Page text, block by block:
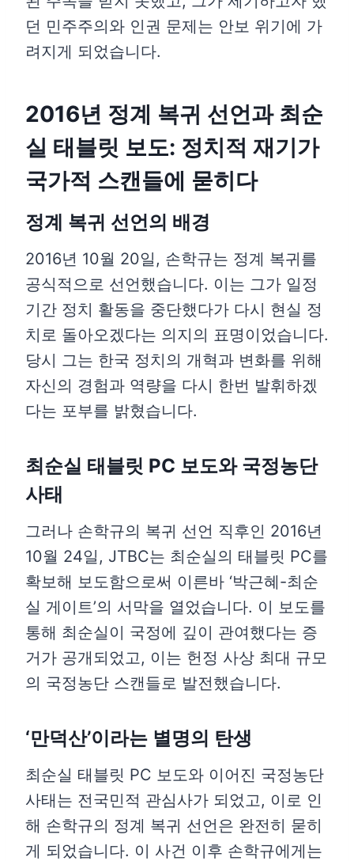
던 민주주의와 인권 문제는 안보 위기에 가
려지게 되었습니다.
2016년 정계 복귀 선언과 최순
실 태블릿 보도: 정치적 재기가
국가적 스캔들에 묻히다
정계 복귀 선언의 배경
2016년 10월 20일, 손학규는 정계 복귀를
공식적으로 선언했습니다. 이는 그가 일정
기간 정치 활동을 중단했다가 다시 현실 정
치로 돌아오겠다는 의지의 표명이었습니다.
당시 그는 한국 정치의 개혁과 변화를 위해
자신의 경험과 역량을 다시 한번 발휘하겠
다는 포부를 밝혔습니다.
최순실 태블릿 PC 보도와 국정농단
사태
그러나 손학규의 복귀 선언 직후인 2016년
10월 24일, JTBC는 최순실의 태블릿 PC를
확보해 보도함으로써 이른바 ‘박근혜-최순
실 게이트’의 서막을 열었습니다. 이 보도를
통해 최순실이 국정에 깊이 관여했다는 증
거가 공개되었고, 이는 헌정 사상 최대 규모
의 국정농단 스캔들로 발전했습니다.
‘만덕산’이라는 별명의 탄생
최순실 태블릿 PC 보도와 이어진 국정농단
사태는 전국민적 관심사가 되었고, 이로 인
해 손학규의 정계 복귀 선언은 완전히 묻히
게 되었습니다. 이 사건 이후 손학규에게는